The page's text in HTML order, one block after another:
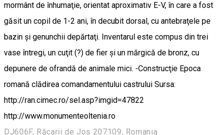
mormânt de înhumaţie, orientat aproximativ E-V, în care a fost
găsit un copil de 1-2 ani, în decubit dorsal, cu antebraţele pe
bazin şi genunchii depărtaţi. Inventarul este compus din trei
vase întregi, un cuţit (?) de fier şi un mărgică de bronz, cu
depunere de ofrandă de animale mici. -Construcţie Epoca
romană clădirea comandamentului castrului Sursa:
http://ran.cimec.ro/sel.asp?imgid=47822
http://www.monumenteoltenia.ro
DJ606F, Răcarii de Jos 207109, Romania